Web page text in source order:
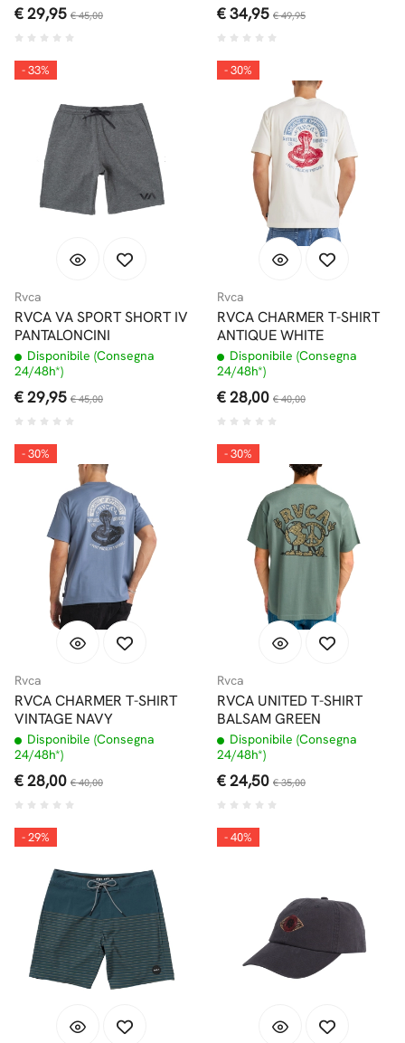
€ 29,95 € 45,00 € 34,95 € 49,95
- 33%
Rvca
RVCA VA SPORT SHORT IV
PANTALONCINI
Disponibile (Consegna
24/48h*)
€ 29,95 € 45,00
- 30%
Rvca
RVCA CHARMER T-SHIRT
ANTIQUE WHITE
Disponibile (Consegna
24/48h*)
€ 28,00 € 40,00
- 30%
Rvca
RVCA CHARMER T-SHIRT
VINTAGE NAVY
Disponibile (Consegna
24/48h*)
€ 28,00 € 40,00
- 30%
Rvca
RVCA UNITED T-SHIRT
BALSAM GREEN
Disponibile (Consegna
24/48h*)
€ 24,50 € 35,00
- 29% - 40%